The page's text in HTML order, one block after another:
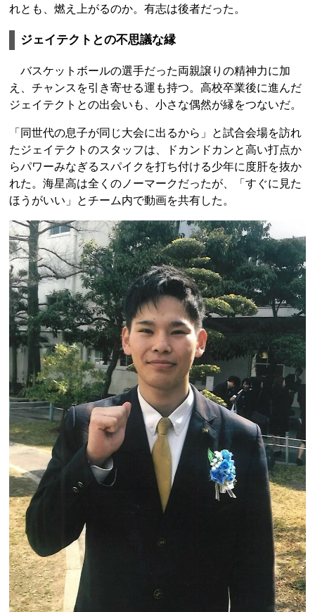
れとも、燃え上がるのか。有志は後者だった。
ジェイテクトとの不思議な縁
バスケットボールの選手だった両親譲りの精神力に加
え、チャンスを引き寄せる運も持つ。高校卒業後に進んだ
ジェイテクトとの出会いも、小さな偶然が縁をつないだ。
「同世代の息子が同じ大会に出るから」と試合会場を訪れ
たジェイテクトのスタッフは、ドカンドカンと高い打点か
らパワーみなぎるスパイクを打ち付ける少年に度肝を抜か
れた。海星高は全くのノーマークだったが、「すぐに見た
ほうがいい」とチーム内で動画を共有した。